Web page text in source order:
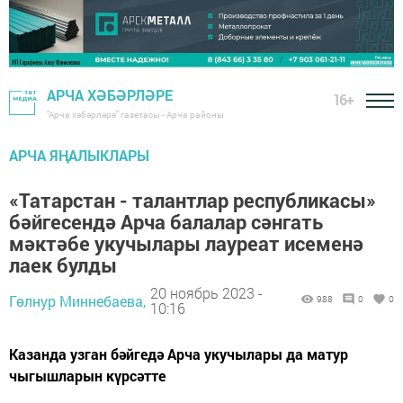
АРЧА ХӘБӘРЛӘРЕ
"Арча хәбәрләре" газетасы - Арча районы
16+
АРЧА ЯҢАЛЫКЛАРЫ
«Татарстан - талантлар республикасы»
бәйгесендә Арча балалар сәнгать
мәктәбе укучылары лауреат исеменә
лаек булды
Гөлнур Миннебаева, 20 ноябрь 2023 -
10:16
988 0 0
Казанда узган бәйгедә Арча укучылары да матур
чыгышларын күрсәтте